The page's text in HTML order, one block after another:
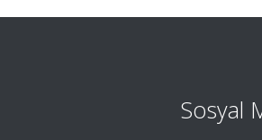
Sosyal